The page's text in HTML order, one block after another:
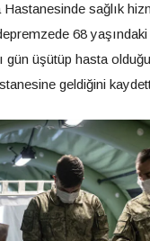
sağlık
68
gün üşütüp hasta
geldiğini